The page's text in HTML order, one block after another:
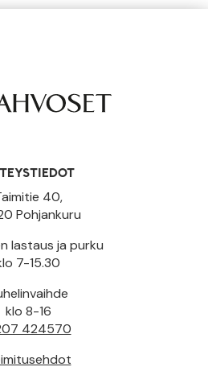
40,
Pohjankuru
lastaus ja purku
7-15.30
klo 8-16
424570